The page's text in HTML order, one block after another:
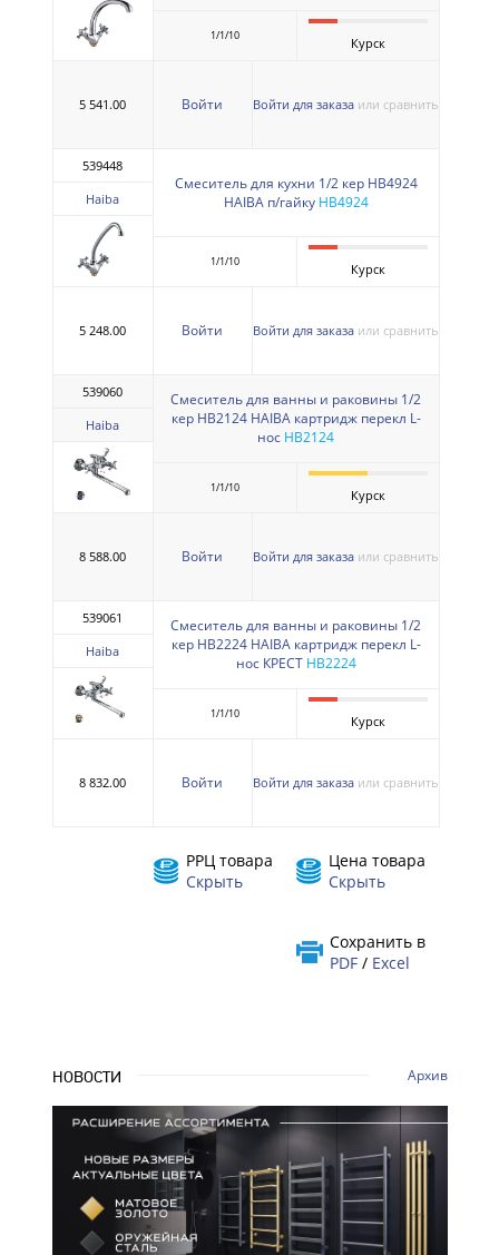
1/1/10 Курск
5 541.00 Войти Войти для заказа или сравнить
539448
Haiba
Смеситель для кухни 1/2 кер HB4924
HAIBA п/гайку HB4924
1/1/10 Курск
5 248.00 Войти Войти для заказа или сравнить
539060
Haiba
Смеситель для ванны и раковины 1/2
кер HB2124 HAIBA картридж перекл L-
нос HB2124
1/1/10 Курск
8 588.00 Войти Войти для заказа или сравнить
539061
Haiba
Смеситель для ванны и раковины 1/2
кер HB2224 HAIBA картридж перекл L-
нос КРЕСТ HB2224
1/1/10 Курск
8 832.00 Войти Войти для заказа или сравнить
Цена товара
Скрыть
РРЦ товара
Скрыть
Сохранить в
PDF/ Excel
НОВОСТИ Архив